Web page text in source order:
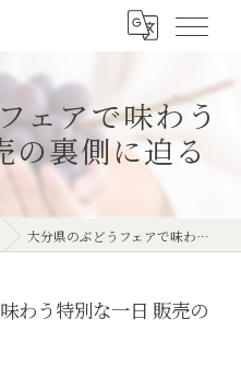
ェアで味わう
の裏側に迫る
大分県のぶどうフェアで味わう特別な一日 販売の裏側に迫る
わう特別な一日 販売の